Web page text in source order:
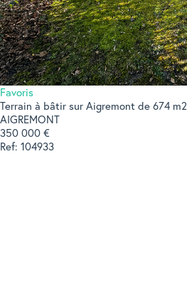
Favoris
Terrain à bâtir sur Aigremont de 674 m2
AIGREMONT
350 000 €
Ref: 104933